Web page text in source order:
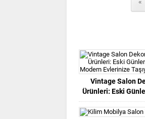
«
Vintage Salon
Ürünleri: Eski
Modern